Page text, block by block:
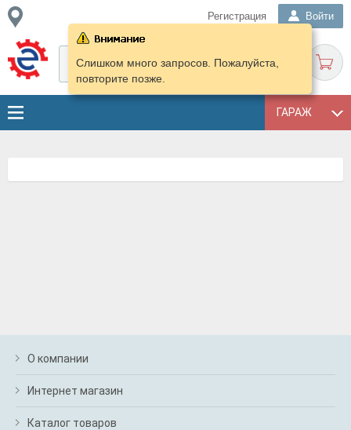
Регистрация Войти
ГАРАЖ
Слишком много запросов. Пожалуйста,
повторите позже.
О компании
Интернет магазин
Каталог товаров